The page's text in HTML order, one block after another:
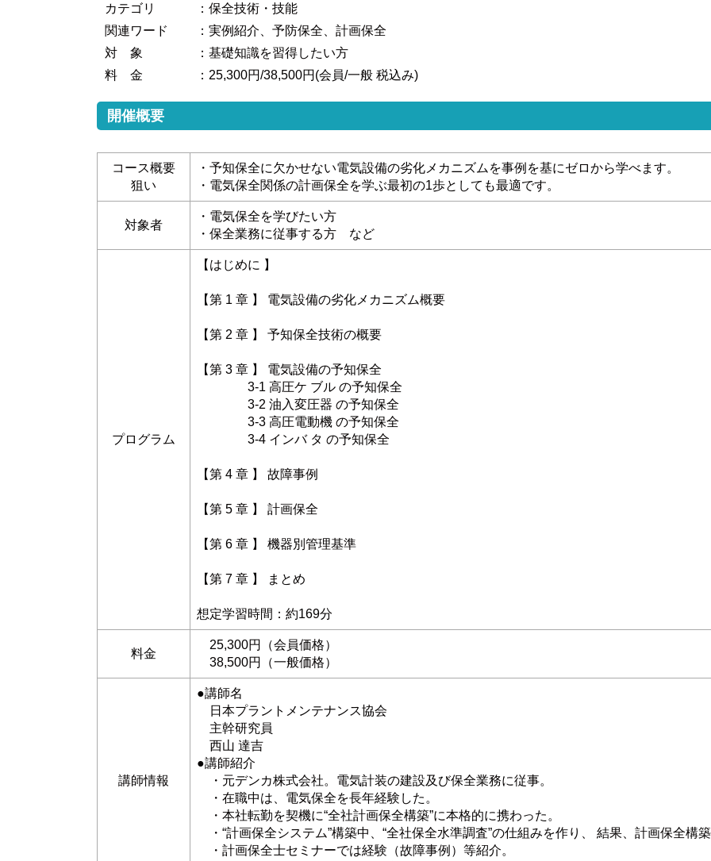
カテゴリ
：保全技術・技能
関連ワード
：実例紹介、予防保全、計画保全
対 象
：基礎知識を習得したい方
料 金
：25,300円/38,500円(会員/一般 税込み)
開催概要
コース概要
狙い
・予知保全に欠かせない電気設備の劣化メカニズムを事例を基にゼロから学べます。
・電気保全関係の計画保全を学ぶ最初の1歩としても最適です。
対象者
・電気保全を学びたい方
・保全業務に従事する方 など
プログラム
【はじめに 】
【第 1 章 】 電気設備の劣化メカニズム概要
【第 2 章 】 予知保全技術の概要
【第 3 章 】 電気設備の予知保全
3‐1 高圧ケ ブル の予知保全
3‐2 油入変圧器 の予知保全
3‐3 高圧電動機 の予知保全
3‐4 インバ タ の予知保全
【第 4 章 】 故障事例
【第 5 章 】 計画保全
【第 6 章 】 機器別管理基準
【第 7 章 】 まとめ
想定学習時間：約169分
料金
25,300円（会員価格）
38,500円（一般価格）
講師情報
●講師名
日本プラントメンテナンス協会
主幹研究員
西山 達吉
●講師紹介
・元デンカ株式会社。電気計装の建設及び保全業務に従事。
・在職中は、電気保全を長年経験した。
・本社転勤を契機に“全社計画保全構築”に本格的に携わった。
・“計画保全システム”構築中、“全社保全水準調査”の仕組みを作り、 結果、計画保全構
・計画保全士セミナーでは経験（故障事例）等紹介。